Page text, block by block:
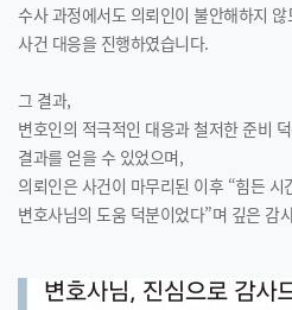
수사 과정에서도 의뢰인이 불안해하지
사건 대응을 진행하였습니다.
그 결과,
변호인의 적극적인 대응과 철저한 준비
결과를 얻을 수 있었으며,
의뢰인은 사건이 마무리된 이후 “힘든
변호사님의 도움 덕분이었다”며 깊은 감